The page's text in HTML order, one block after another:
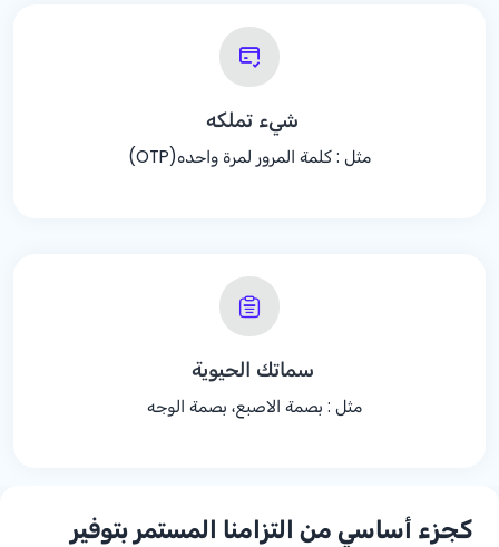
شيء تملكه
مثل : كلمة المرور لمرة واحده(OTP)
سماتك الحيوية
مثل : بصمة الاصبع، بصمة الوجه
كجزء أساسي من التزامنا المستمر بتوفير